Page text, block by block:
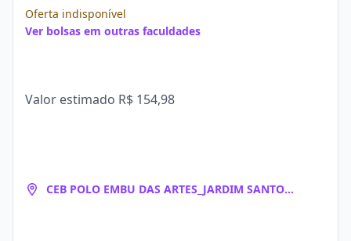
Oferta indisponível
Ver bolsas em outras faculdades
Valor estimado R$ 154,98
CEB POLO EMBU DAS ARTES_JARDIM SANTO